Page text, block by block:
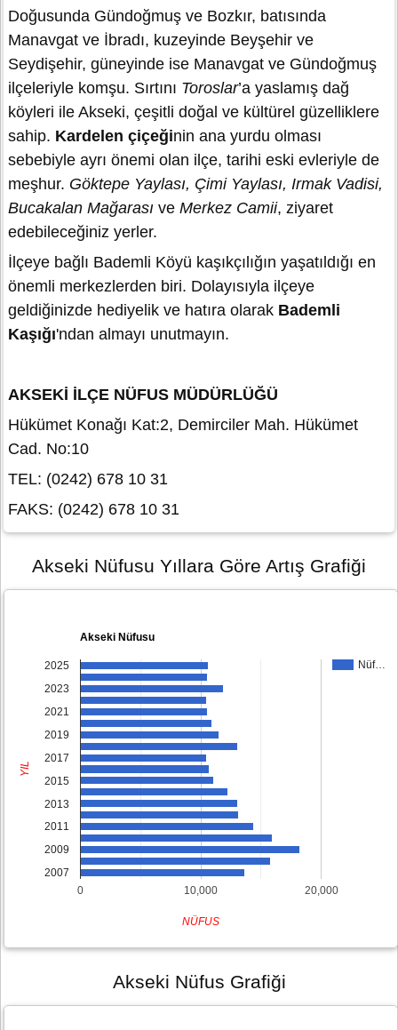
Doğusunda Gündoğmuş ve Bozkır, batısında
Manavgat ve İbradı, kuzeyinde Beyşehir ve
Seydişehir, güneyinde ise Manavgat ve Gündoğmuş
ilçeleriyle komşu. Sırtını Toroslar’a yaslamış dağ
köyleri ile Akseki, çeşitli doğal ve kültürel güzelliklere
sahip. Kardelen çiçeğinin ana yurdu olması
sebebiyle ayrı önemi olan ilçe, tarihi eski evleriyle de
meşhur. Göktepe Yaylası, Çimi Yaylası, Irmak Vadisi,
Bucakalan Mağarası ve Merkez Camii, ziyaret
edebileceğiniz yerler.
İlçeye bağlı Bademli Köyü kaşıkçılığın yaşatıldığı en
önemli merkezlerden biri. Dolayısıyla ilçeye
geldiğinizde hediyelik ve hatıra olarak Bademli
Kaşığı'ndan almayı unutmayın.
AKSEKİ İLÇE NÜFUS MÜDÜRLÜĞÜ
Hükümet Konağı Kat:2, Demirciler Mah. Hükümet
Cad. No:10
TEL: (0242) 678 10 31
FAKS: (0242) 678 10 31
Akseki Nüfusu Yıllara Göre Artış Grafiği
Akseki Nüfusu
Nüf…
0 10,000 20,000
2025
2023
2021
2019
2017
2015
2013
2011
2009
2007
NÜFUS
YIL
Akseki Nüfus Grafiği